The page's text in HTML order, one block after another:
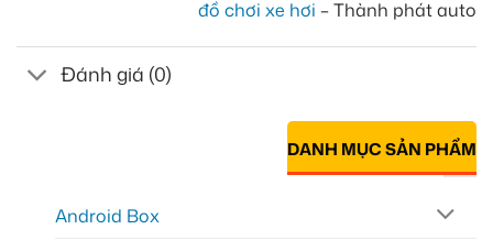
đồ chơi xe hơi – Thành phát auto
Đánh giá (0)
DANH MỤC SẢN PHẨM
Android Box